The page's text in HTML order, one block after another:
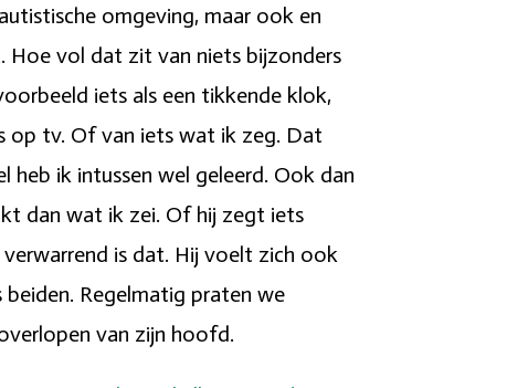
omgeving, maar ook en
Hoe vol dat zit van niets bijzonders
iets als een tikkende klok,
op tv. Of van iets wat ik zeg. Dat
ik intussen wel geleerd. Ook dan
dan wat ik zei. Of hij zegt iets
is dat. Hij voelt zich ook
Regelmatig praten we
van zijn hoofd.